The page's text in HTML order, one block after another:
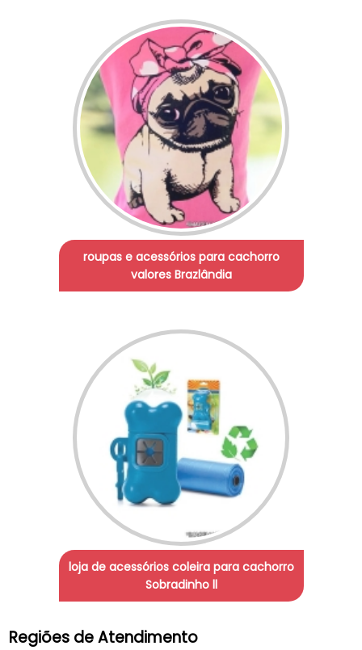
roupas e acessórios para cachorro
valores Brazlândia
loja de acessórios coleira para cachorro
Sobradinho ll
Regiões de Atendimento